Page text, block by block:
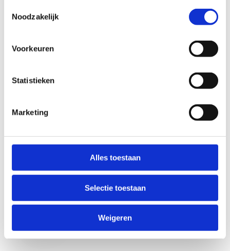
Noodzakelijk
Voorkeuren
Statistieken
Marketing
Alles toestaan
Selectie toestaan
Weigeren
Anti-Robot Verification
Click to start verification
Verzend